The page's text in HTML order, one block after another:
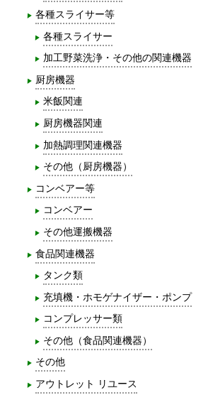
各種スライサー等
各種スライサー
加工野菜洗浄・その他の関連機器
厨房機器
米飯関連
厨房機器関連
加熱調理関連機器
その他（厨房機器）
コンベアー等
コンベアー
その他運搬機器
食品関連機器
タンク類
充填機・ホモゲナイザー・ポンプ
コンプレッサー類
その他（食品関連機器）
その他
アウトレット リユース